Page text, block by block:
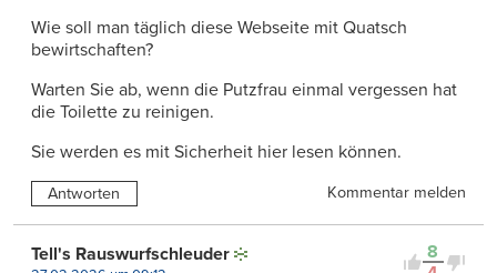
Wie soll man täglich diese Webseite mit Quatsch
bewirtschaften?
Warten Sie ab, wenn die Putzfrau einmal vergessen hat
die Toilette zu reinigen.
Sie werden es mit Sicherheit hier lesen können.
Antworten Kommentar melden
8
Tell's Rauswurfschleuder